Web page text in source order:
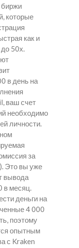
биржи
которые
как и
50х.
в день на
ваш счет
необходимо
личности.
за
Это вы уже
вывода
в месяц.
деньги на
4 000
поэтому
опытным
с Kraken